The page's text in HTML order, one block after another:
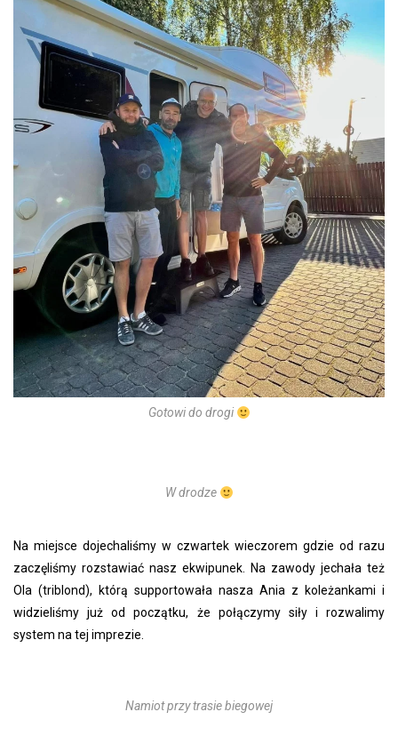
Gotowi do drogi
W drodze
Na miejsce dojechaliśmy w czwartek wieczorem gdzie od razu
zaczęliśmy rozstawiać nasz ekwipunek. Na zawody jechała też
Ola (triblond), którą supportowała nasza Ania z koleżankami i
widzieliśmy już od początku, że połączymy siły i rozwalimy
system na tej imprezie.
Namiot przy trasie biegowej